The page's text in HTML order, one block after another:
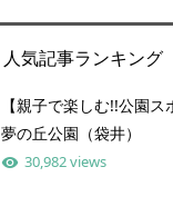
人気記事ランキング
【親子で楽しむ!!公園
夢の丘公園（袋井）
30,982 views